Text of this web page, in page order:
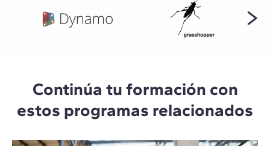
Continúa tu formación con
estos programas relacionados